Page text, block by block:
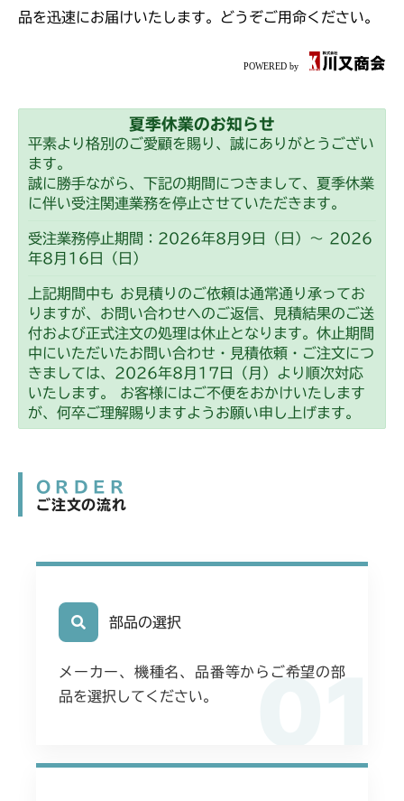
品を迅速にお届けいたします。どうぞご用命ください。
夏季休業のお知らせ
平素より格別のご愛顧を賜り、誠にありがとうござい
ます。
誠に勝手ながら、下記の期間につきまして、夏季休業
に伴い受注関連業務を停止させていただきます。
受注業務停止期間：2026年8月9日（日）～ 2026
年8月16日（日）
上記期間中も お見積りのご依頼は通常通り承ってお
りますが、お問い合わせへのご返信、見積結果のご送
付および正式注文の処理は休止となります。休止期間
中にいただいたお問い合わせ・見積依頼・ご注文につ
きましては、2026年8月17日（月）より順次対応
いたします。 お客様にはご不便をおかけいたします
が、何卒ご理解賜りますようお願い申し上げます。
ORDER
ご注文の流れ
01
部品の選択
メーカー、機種名、品番等からご希望の部
品を選択してください。